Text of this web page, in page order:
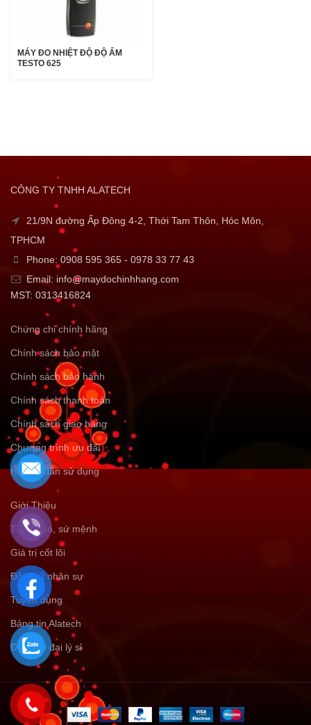
MÁY ĐO NHIỆT ĐỘ ĐỘ ẨM
TESTO 625
CÔNG TY TNHH ALATECH
21/9N đường Ấp Đông 4-2, Thới Tam Thôn, Hóc Môn,
TPHCM
Phone: 0908 595 365 - 0978 33 77 43
Email: info@maydochinhhang.com
MST: 0313416824
Chứng chỉ chính hãng
Chính sách bảo mật
Chính sách bảo hành
Chính sách thanh toán
Chính sách giao hàng
Chương trình ưu đãi
Hướng dẫn sử dụng
Giới Thiệu
Tầm nhìn, sứ mệnh
Giá trị cốt lõi
Đội ngũ nhân sự
Tuyển dụng
Bảng tin Alatech
Đăng ký đại lý sỉ